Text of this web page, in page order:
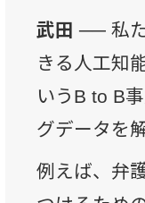
武田 ── 私
きる人工知
いうB to B
グデータを
例えば、弁